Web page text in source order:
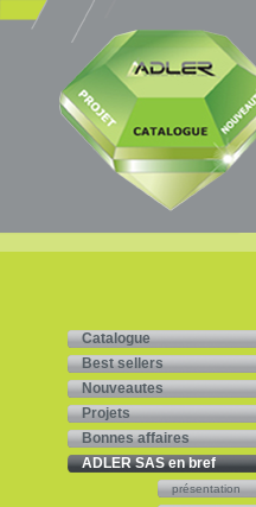
Catalogue
Best sellers
Nouveautes
Projets
Bonnes affaires
ADLER SAS en bref
présentation